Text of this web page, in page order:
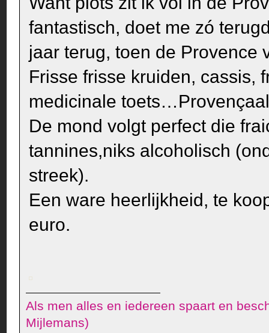
fantastisch, doet me zó
jaar terug, toen de Provence
Frisse frisse kruiden, cassis,
medicinale
De mond volgt perfect die
tannines,niks alcoholisch
streek).
Een ware heerlijkheid, te
euro.
Als men alles en iedereen spaart en
Mijlemans)